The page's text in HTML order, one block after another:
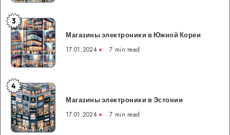
Магазины
электроники
в
Южной
3
Магазины электроники в Южной Кореи
17.01.2024 7 min read
Магазины
электроники
в
Эстонии
4
Магазины электроники в Эстонии
17.01.2024 7 min read